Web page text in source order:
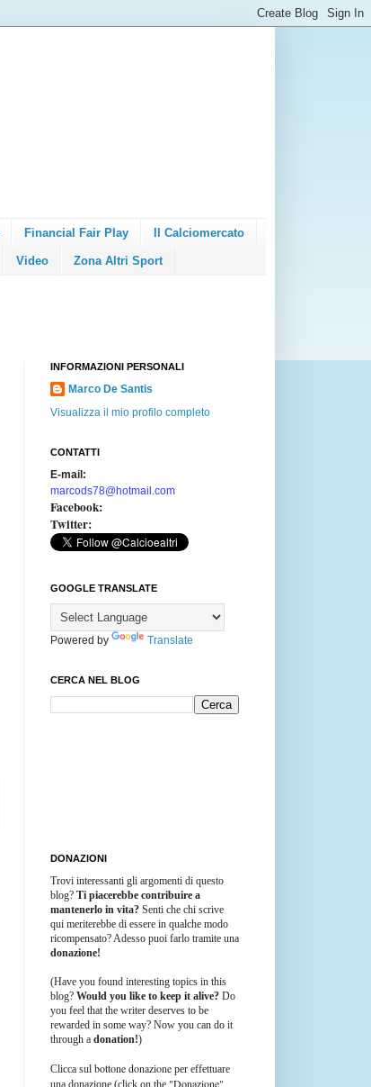
Financial Fair Play Il Calciomercato
Video Zona Altri Sport
INFORMAZIONI PERSONALI
Marco De Santis
Visualizza il mio profilo completo
CONTATTI
E-mail:
marcods78@hotmail.com
Facebook:
Twitter:
GOOGLE TRANSLATE
Powered by Translate
CERCA NEL BLOG
DONAZIONI
Trovi interessanti gli argomenti di questo
blog? Ti piacerebbe contribuire a
mantenerlo in vita? Senti che chi scrive
qui meriterebbe di essere in qualche modo
ricompensato? Adesso puoi farlo tramite una
donazione!
(Have you found interesting topics in this
blog? Would you like to keep it alive? Do
you feel that the writer deserves to be
rewarded in some way? Now you can do it
through a donation!)
Clicca sul bottone donazione per effettuare
una donazione (click on the "Donazione"